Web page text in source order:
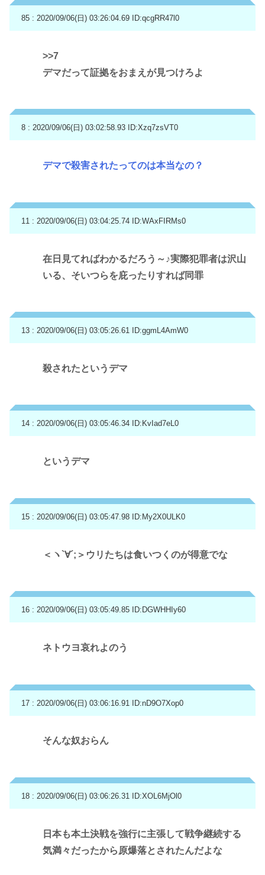
85 : 2020/09/06(日) 03:26:04.69 ID:qcgRR47l0
>>7
デマだって証拠をおまえが見つけろよ
8 : 2020/09/06(日) 03:02:58.93 ID:Xzq7zsVT0
デマで殺害されたってのは本当なの？
11 : 2020/09/06(日) 03:04:25.74 ID:WAxFIRMs0
在日見てればわかるだろう～♪実際犯罪者は沢山
いる、そいつらを庇ったりすれば同罪
13 : 2020/09/06(日) 03:05:26.61 ID:ggmL4AmW0
殺されたというデマ
14 : 2020/09/06(日) 03:05:46.34 ID:KvIad7eL0
というデマ
15 : 2020/09/06(日) 03:05:47.98 ID:My2X0ULK0
＜ヽ`∀´;＞ウリたちは食いつくのが得意でな
16 : 2020/09/06(日) 03:05:49.85 ID:DGWHHIy60
ネトウヨ哀れよのう
17 : 2020/09/06(日) 03:06:16.91 ID:nD9O7Xop0
そんな奴おらん
18 : 2020/09/06(日) 03:06:26.31 ID:XOL6MjOl0
日本も本土決戦を強行に主張して戦争継続する
気満々だったから原爆落とされたんだよな